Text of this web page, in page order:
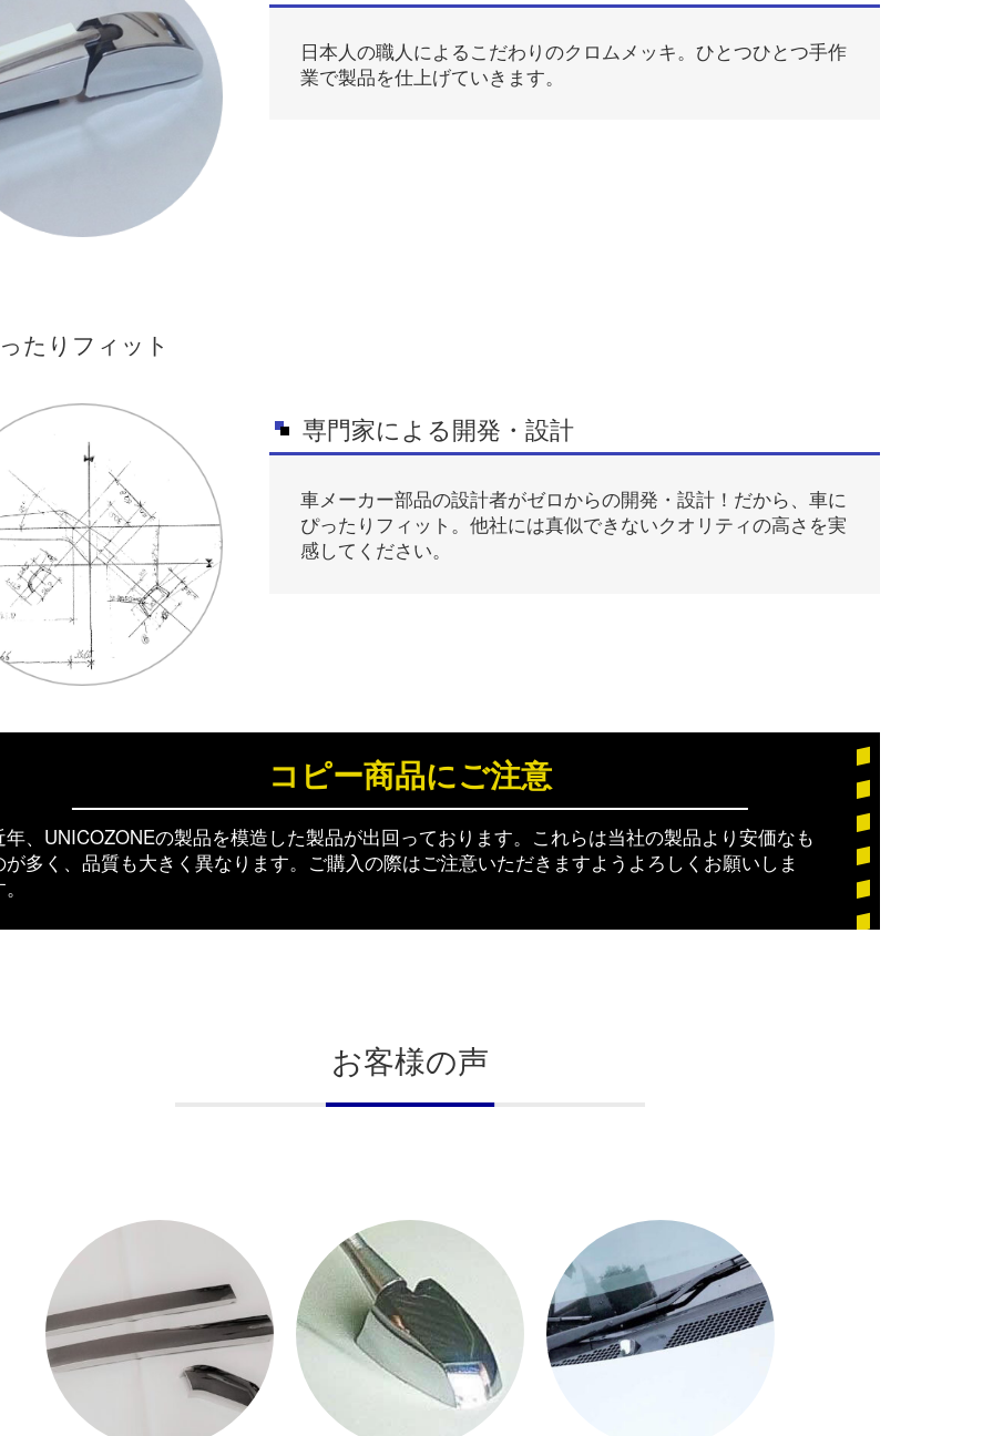
日本人の職人によるこだわりのクロムメッキ。ひとつひとつ手作
業で製品を仕上げていきます。
たりフィット
専門家による開発・設計
車メーカー部品の設計者がゼロからの開発・設計！だから、車に
ぴったりフィット。他社には真似できないクオリティの高さを実
感してください。
コピー商品にご注意
年、UNICOZONEの製品を模造した製品が出回っております。これらは当社の製品より安価なも
が多く、品質も大きく異なります。ご購入の際はご注意いただきますようよろしくお願いしま
お客様の声